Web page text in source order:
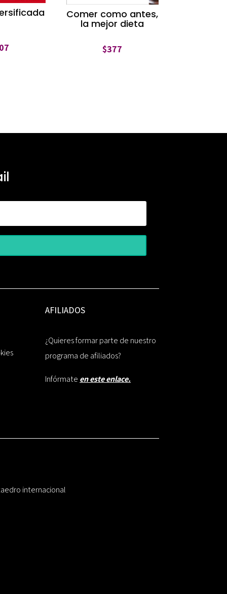
Comer como antes,
la mejor dieta
$377
AFILIADOS
¿Quieres formar parte de nuestro
programa de afiliados?
Infórmate en este enlace.
internacional